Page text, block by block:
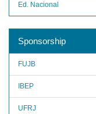
Ed. Nacional
Sponsorship
FUJB
IBEP
UFRJ